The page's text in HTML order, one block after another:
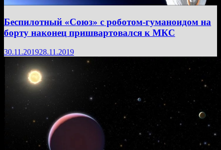
Беспилотный «Союз» с роботом-гуманоидом на
борту наконец пришвартовался к МКС
30.11.201928.11.2019